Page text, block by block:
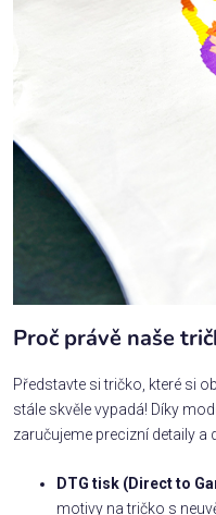
Proč právě naše
Představte si tričko, které si
stále skvěle vypadá! Díky
zaručujeme precizní detaily
DTG tisk (Direct to
motivy na tričko s